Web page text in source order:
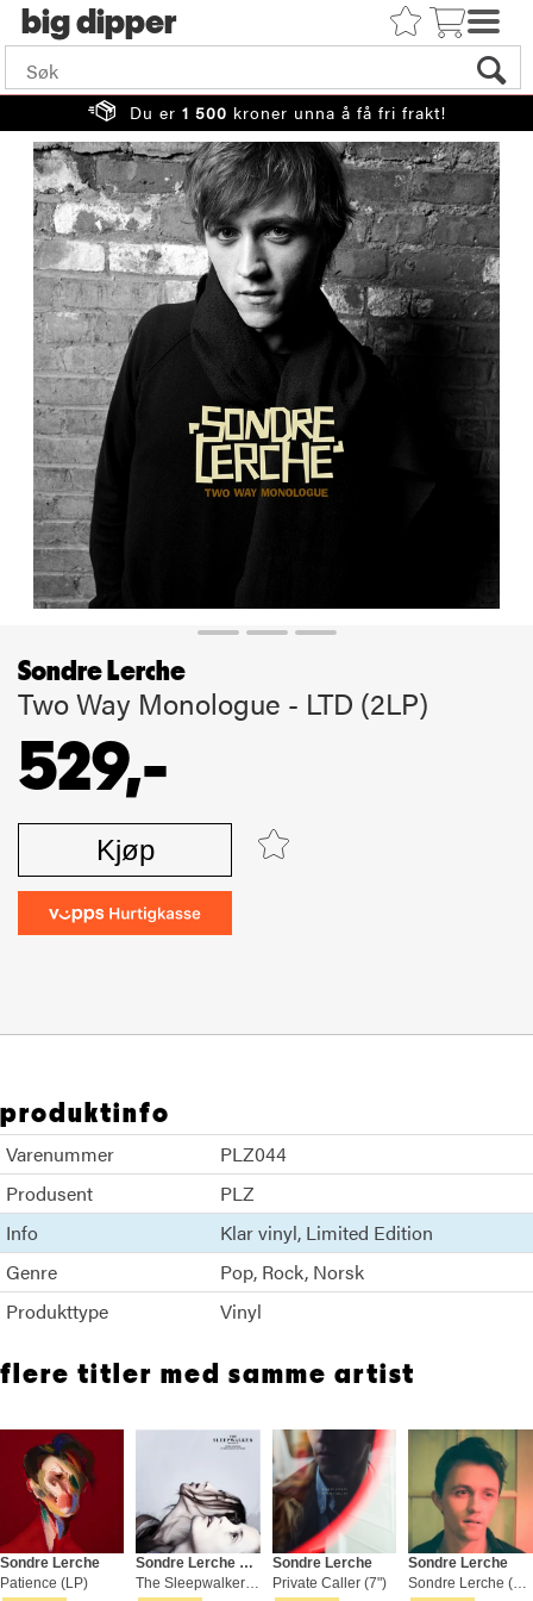
big
Du er 1 500 kroner unna å få fri frakt!
Sondre Lerche
Two Way Monologue - LTD (2LP)
529,-
Kjøp
produktinfo
Varenummer
PLZ044
Produsent
PLZ
Info
Klar vinyl Limited Edition
Genre
Pop Rock Norsk
Produkttype
Vinyl
flere titler med samme artist
Sondre Lerche
Patience (LP)
Sondre Lerche And Kato Adland
The Sleepwalker (Soundtrack) (LP)
Sondre Lerche
Private Caller (7")
Sondre Lerche
Sondre Lerche (LP)